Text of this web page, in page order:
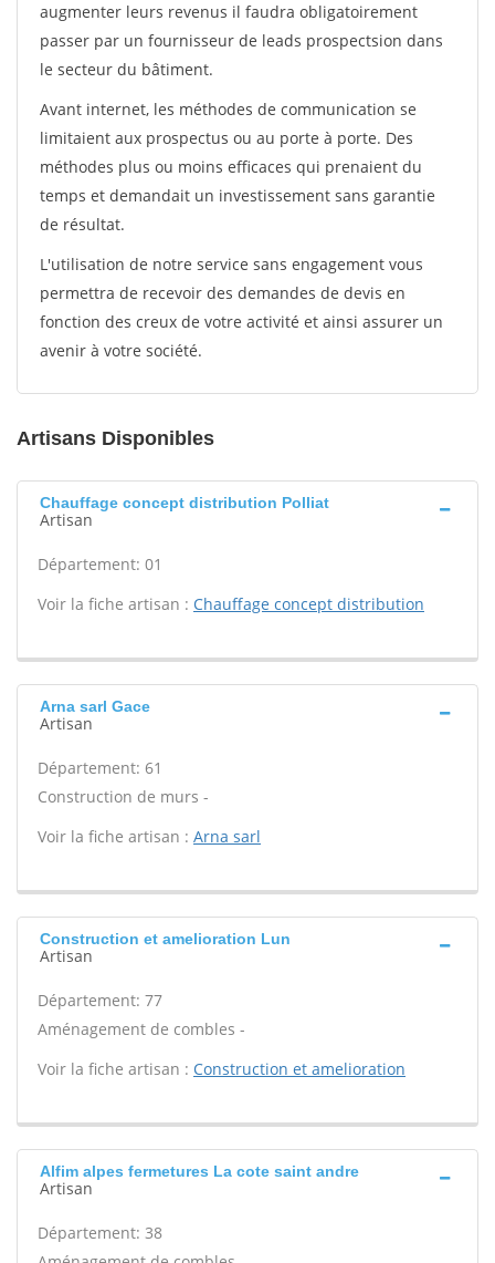
augmenter leurs revenus il faudra obligatoirement
passer par un fournisseur de leads prospectsion dans
le secteur du bâtiment.
Avant internet, les méthodes de communication se
limitaient aux prospectus ou au porte à porte. Des
méthodes plus ou moins efficaces qui prenaient du
temps et demandait un investissement sans garantie
de résultat.
L'utilisation de notre service sans engagement vous
permettra de recevoir des demandes de devis en
fonction des creux de votre activité et ainsi assurer un
avenir à votre société.
Artisans Disponibles
Chauffage concept distribution Polliat
Artisan
Département: 01
Voir la fiche artisan : Chauffage concept distribution
Arna sarl Gace
Artisan
Département: 61
Construction de murs -
Voir la fiche artisan : Arna sarl
Construction et amelioration Lun
Artisan
Département: 77
Aménagement de combles -
Voir la fiche artisan : Construction et amelioration
Alfim alpes fermetures La cote saint andre
Artisan
Département: 38